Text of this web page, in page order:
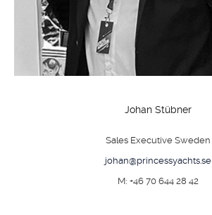
Johan Stübner
Sales Executive Sweden
johan@princessyachts.se
M: +46 70 644 28 42